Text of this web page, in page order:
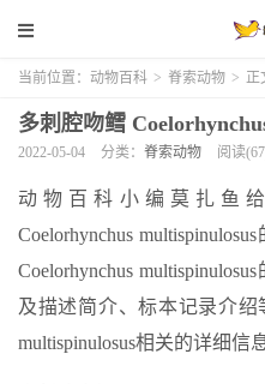
当前位置： 动物百科 > 脊索动物 > 正
多刺腔吻鳕
2022-05-04 分类： 脊索动物 阅读
动物百科小编莫扎鱼
Coelorhynchus
Coelorhynchus
及描述简介、标本记录介绍
multispinulosus相关的详细信息